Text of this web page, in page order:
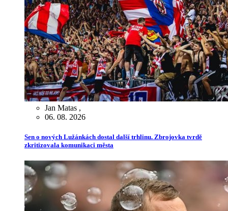
Jan Matas ,
06. 08. 2026
Sen o nových Lužánkách dostal další trhlinu. Zbrojovka tvrdě
zkritizovala komunikaci města